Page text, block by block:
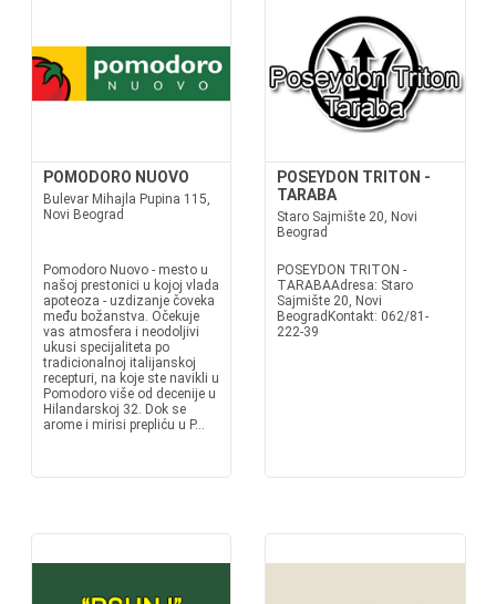
POMODORO NUOVO
Bulevar Mihajla Pupina 115,
Novi Beograd
Pomodoro Nuovo - mesto u
našoj prestonici u kojoj vlada
apoteoza - uzdizanje čoveka
među božanstva. Očekuje
vas atmosfera i neodoljivi
ukusi specijaliteta po
tradicionalnoj italijanskoj
recepturi, na koje ste navikli u
Pomodoro više od decenije u
Hilandarskoj 32. Dok se
arome i mirisi prepliću u P...
POSEYDON TRITON -
TARABA
Staro Sajmište 20, Novi
Beograd
POSEYDON TRITON -
TARABAAdresa: Staro
Sajmište 20, Novi
BeogradKontakt: 062/81-
222-39